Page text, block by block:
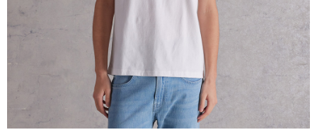
２．關於個人資料處理事宜，請瀏覽以下網址：
https://aftee.tw/terms/#terms3
３．未成年的使用者請事先徵得法定代理人或監護人之同意方可使用
「AFTEE先享後付」，若未經同意申辦者引起之損失，本公司不負相關責
４．使用「AFTEE先享後付」時，將依據個別帳號之用戶狀況，依本公司即
時審查核予不同之上限額度；若仍有額度不足之情形，本公司將視審查結果
請求用戶進行身份認證。
５．嚴禁一人註冊多個帳號或使用他人資訊註冊。若發現惡意使用之情形，
恩沛科技股份有限公司將有權停止該用戶之使用額度並採取法律行動。
每筆NT$240
門市自取【環保愛地球｜自備購物袋 | 出貨後10天內通知取貨】